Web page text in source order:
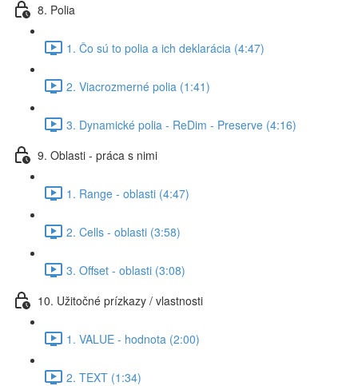
8. Polia
1. Čo sú to polia a ich deklarácia (4:47)
2. Viacrozmerné polia (1:41)
3. Dynamické polia - ReDim - Preserve (4:16)
9. Oblasti - práca s nimi
1. Range - oblasti (4:47)
2. Cells - oblasti (3:58)
3. Offset - oblasti (3:08)
10. Užitočné prízkazy / vlastnosti
1. VALUE - hodnota (2:00)
2. TEXT (1:34)